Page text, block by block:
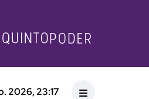
2026, 23:17